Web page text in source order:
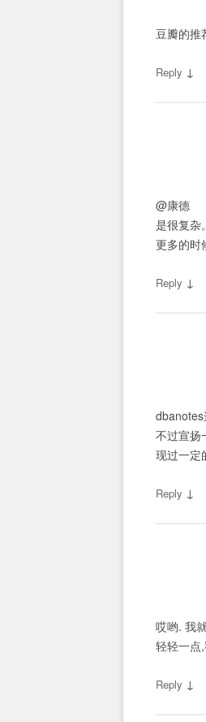
豆瓣的推
Reply ↓
@康德
是很复杂
更多的时
Reply ↓
dbanotes
不过宣扬
现过一定
Reply ↓
哎哟. 我
轻轻一点
Reply ↓